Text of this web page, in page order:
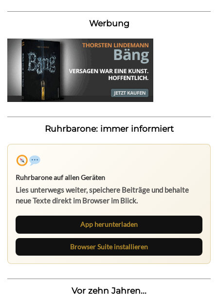
Werbung
Ruhrbarone: immer informiert
Ruhrbarone auf allen Geräten
Lies unterwegs weiter, speichere Beiträge und behalte
neue Texte direkt im Browser im Blick.
App herunterladen
Browser Suite installieren
Vor zehn Jahren...